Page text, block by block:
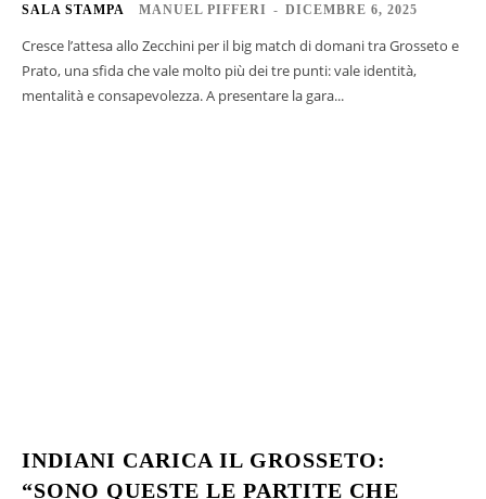
SALA STAMPA MANUEL PIFFERI - DICEMBRE 6, 2025
Cresce l’attesa allo Zecchini per il big match di domani tra Grosseto e
Prato, una sfida che vale molto più dei tre punti: vale identità,
mentalità e consapevolezza. A presentare la gara...
INDIANI CARICA IL GROSSETO:
“SONO QUESTE LE PARTITE CHE